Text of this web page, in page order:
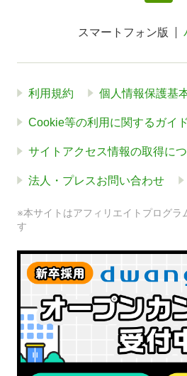
スマートフォン版
利用規約 個人情報保護基
Cookie等の利用に関するガイ
サイトアクセス情報の取得に
法人・プレスお問い合わせ
※本サイトはアフィリエイトプログラ
す